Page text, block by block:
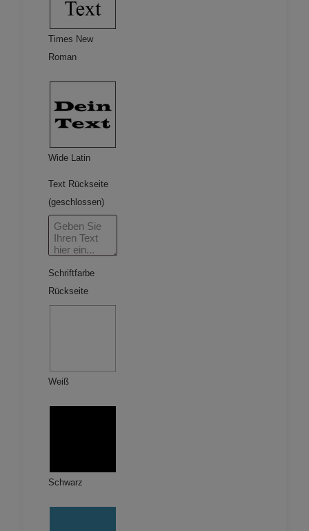
Times New
Roman
Wide Latin
Text Rückseite
(geschlossen)
Schriftfarbe
Rückseite
Weiß
Schwarz